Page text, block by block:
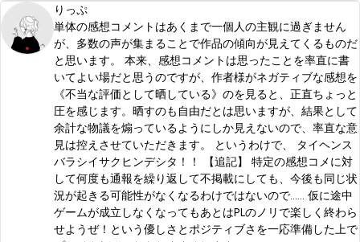
りっぷ
単体の感想コメントはあくまで一個人の主観に過ぎません
が、多数の声が集まることで作品の傾向が見えてくるものだ
と思います。 本来、感想コメントは思ったことを率直に書
いてよい場だと思うのですが、作者様がネガティブな感想を
《不当な評価として晒している》のを見ると、正直ちょっと
圧を感じます。晒すのも自由だとは思いますが、結果として
余計な物議を煽っているようにしか見えないので、率直な意
見は控えさせていただきます。 というわけで、 タイヘンス
バラシイサクヒンデシタ！！ 【追記】 特定の感想コメに対
して何度も通報を繰り返して不掲載にしても、今後も同じ状
況が起きる可能性がなくなるわけではないので...... 仮に途中
ゲームが成立しなくなってもあとはPLのノリで楽しく終わら
せようぜ！という優しさとポジティブさを一応準備した上で